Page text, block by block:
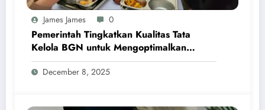
James James 0
Pemerintah Tingkatkan Kualitas Tata
Kelola BGN untuk Mengoptimalkan
Program MBG
December 8, 2025